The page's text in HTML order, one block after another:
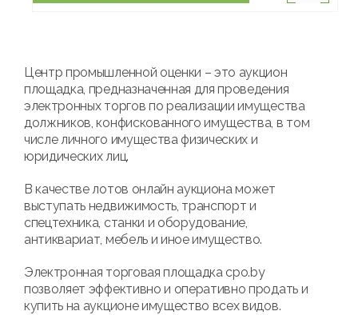
Центр промышленной оценки – это аукцион
площадка, предназначенная для проведения
электронных торгов по реализации имущества
должников, конфискованного имущества, в том
числе личного имущества физических и
юридических лиц.
В качестве лотов онлайн аукциона может
выступать недвижимость, транспорт и
спецтехника, станки и оборудование,
антиквариат, мебель и иное имущество.
Электронная торговая площадка cpo.by
позволяет эффективно и оперативно продать и
купить на аукционе имущество всех видов.